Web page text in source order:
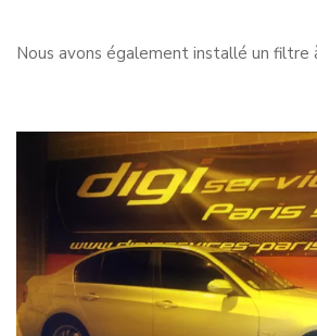
Nous avons également installé un filtre